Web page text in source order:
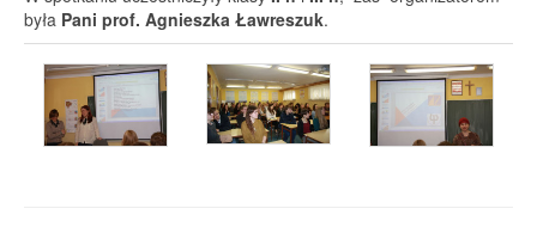
była Pani prof. Agnieszka Ławreszuk.